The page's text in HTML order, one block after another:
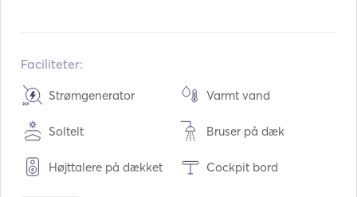
Faciliteter:
Strømgenerator Varmt vand
Soltelt Bruser på dæk
Højttalere på dækket Cockpit bord